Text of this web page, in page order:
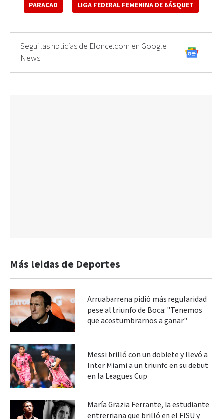
PARACAO LIGA FEDERAL FEMENINA DE BÁSQUET
Seguí las noticias de Elonce.com en Google
News
Más leidas de Deportes
Arruabarrena pidió más regularidad
pese al triunfo de Boca: "Tenemos
que acostumbrarnos a ganar"
Messi brilló con un doblete y llevó a
Inter Miami a un triunfo en su debut
en la Leagues Cup
María Grazia Ferrante, la estudiante
entrerriana que brilló en el FISU y